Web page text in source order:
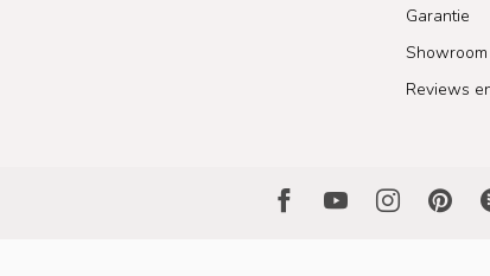
Garantie
Reviews